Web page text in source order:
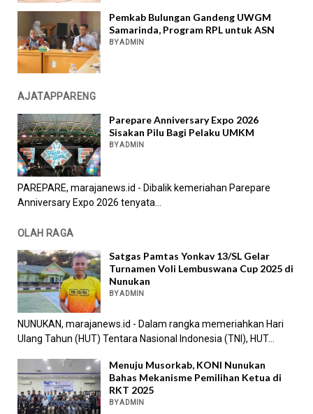
Pemkab Bulungan Gandeng UWGM
Samarinda, Program RPL untuk ASN
BY ADMIN
AJATAPPARENG
Parepare Anniversary Expo 2026
Sisakan Pilu Bagi Pelaku UMKM
BY ADMIN
PAREPARE, marajanews.id - Dibalik kemeriahan Parepare
Anniversary Expo 2026 tenyata...
OLAH RAGA
Satgas Pamtas Yonkav 13/SL Gelar
Turnamen Voli Lembuswana Cup 2025 di
Nunukan
BY ADMIN
NUNUKAN, marajanews.id - Dalam rangka memeriahkan Hari
Ulang Tahun (HUT) Tentara Nasional Indonesia (TNI), HUT...
Menuju Musorkab, KONI Nunukan
Bahas Mekanisme Pemilihan Ketua di
RKT 2025
BY ADMIN